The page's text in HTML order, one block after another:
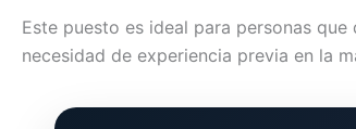
Este puesto es ideal para personas
necesidad de experiencia previa en la